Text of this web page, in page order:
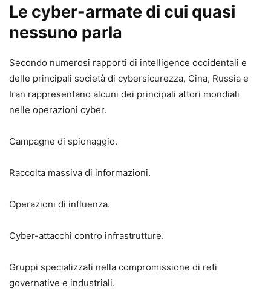
Le cyber-armate di cui quasi
nessuno parla
Secondo numerosi rapporti di intelligence occidentali e
delle principali società di cybersicurezza, Cina, Russia e
Iran rappresentano alcuni dei principali attori mondiali
nelle operazioni cyber.
Campagne di spionaggio.
Raccolta massiva di informazioni.
Operazioni di influenza.
Cyber-attacchi contro infrastrutture.
Gruppi specializzati nella compromissione di reti
governative e industriali.